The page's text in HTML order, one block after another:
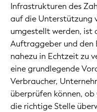
Infrastrukturen des
auf die Unterstützung
umgestellt werden, ist
Auftraggeber und den
nahezu in Echtzeit zu
eine grundlegende
Verbraucher,
überprüfen können,
die richtige Stelle